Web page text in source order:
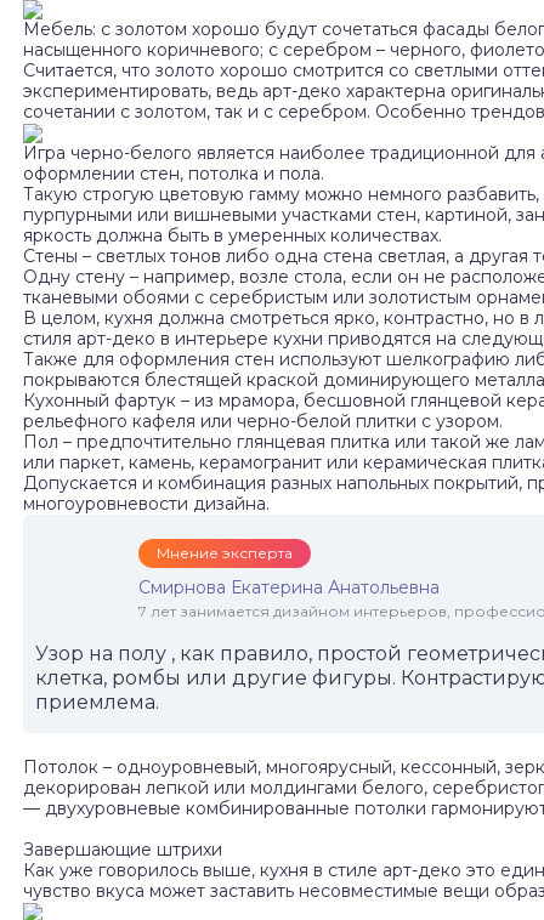
Мебель: с золотом хорошо будут сочетаться фасады
насыщенного коричневого; с серебром – черного,
Считается, что золото хорошо смотрится со светлыми
экспериментировать, ведь арт-деко характерна
сочетании с золотом, так и с серебром. Особенно
Игра черно-белого является наиболее традиционной
оформлении стен, потолка и пола.
Такую строгую цветовую гамму можно немного
пурпурными или вишневыми участками стен, картиной,
яркость должна быть в умеренных количествах.
Стены – светлых тонов либо одна стена светлая, а
Одну стену – например, возле стола, если он не
тканевыми обоями с серебристым или золотистым
В целом, кухня должна смотреться ярко, контрастно, но
стиля арт-деко в интерьере кухни приводятся на
Также для оформления стен используют шелкографию
покрываются блестящей краской доминирующего
Кухонный фартук – из мрамора, бесшовной глянцевой
рельефного кафеля или черно-белой плитки с узором.
Пол – предпочтительно глянцевая плитка или такой же
или паркет, камень, керамогранит или керамическая
Допускается и комбинация разных напольных
многоуровневости дизайна.
Мнение эксперта
Смирнова Екатерина Анатольевна
7 лет занимается дизайном интерьеров,
Узор на полу , как правило, простой
клетка, ромбы или другие фигуры.
приемлема.
Потолок – одноуровневый, многоярусный, кессонный,
декорирован лепкой или молдингами белого,
— двухуровневые комбинированные потолки
Завершающие штрихи
Как уже говорилось выше, кухня в стиле арт-деко это
чувство вкуса может заставить несовместимые вещи